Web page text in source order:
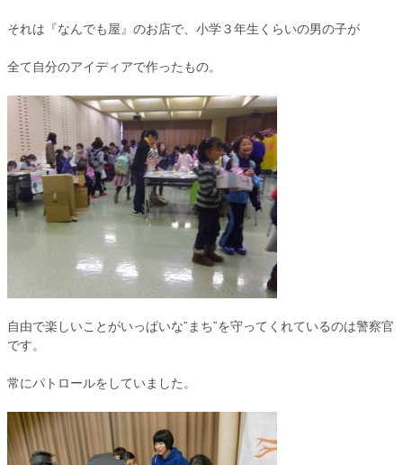
それは『なんでも屋』のお店で、小学３年生くらいの男の子が
全て自分のアイディアで作ったもの。
自由で楽しいことがいっぱいな”まち”を守ってくれているのは警察官
です。
常にパトロールをしていました。